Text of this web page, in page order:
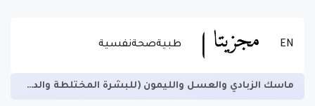
EN طبيةصحةنفسية
زيادة الخصوبة لدى الرجال ومنع العقم وتسهيل الهضم -اقرأ المزيد عن الاستخدام الصحيح للسمسم